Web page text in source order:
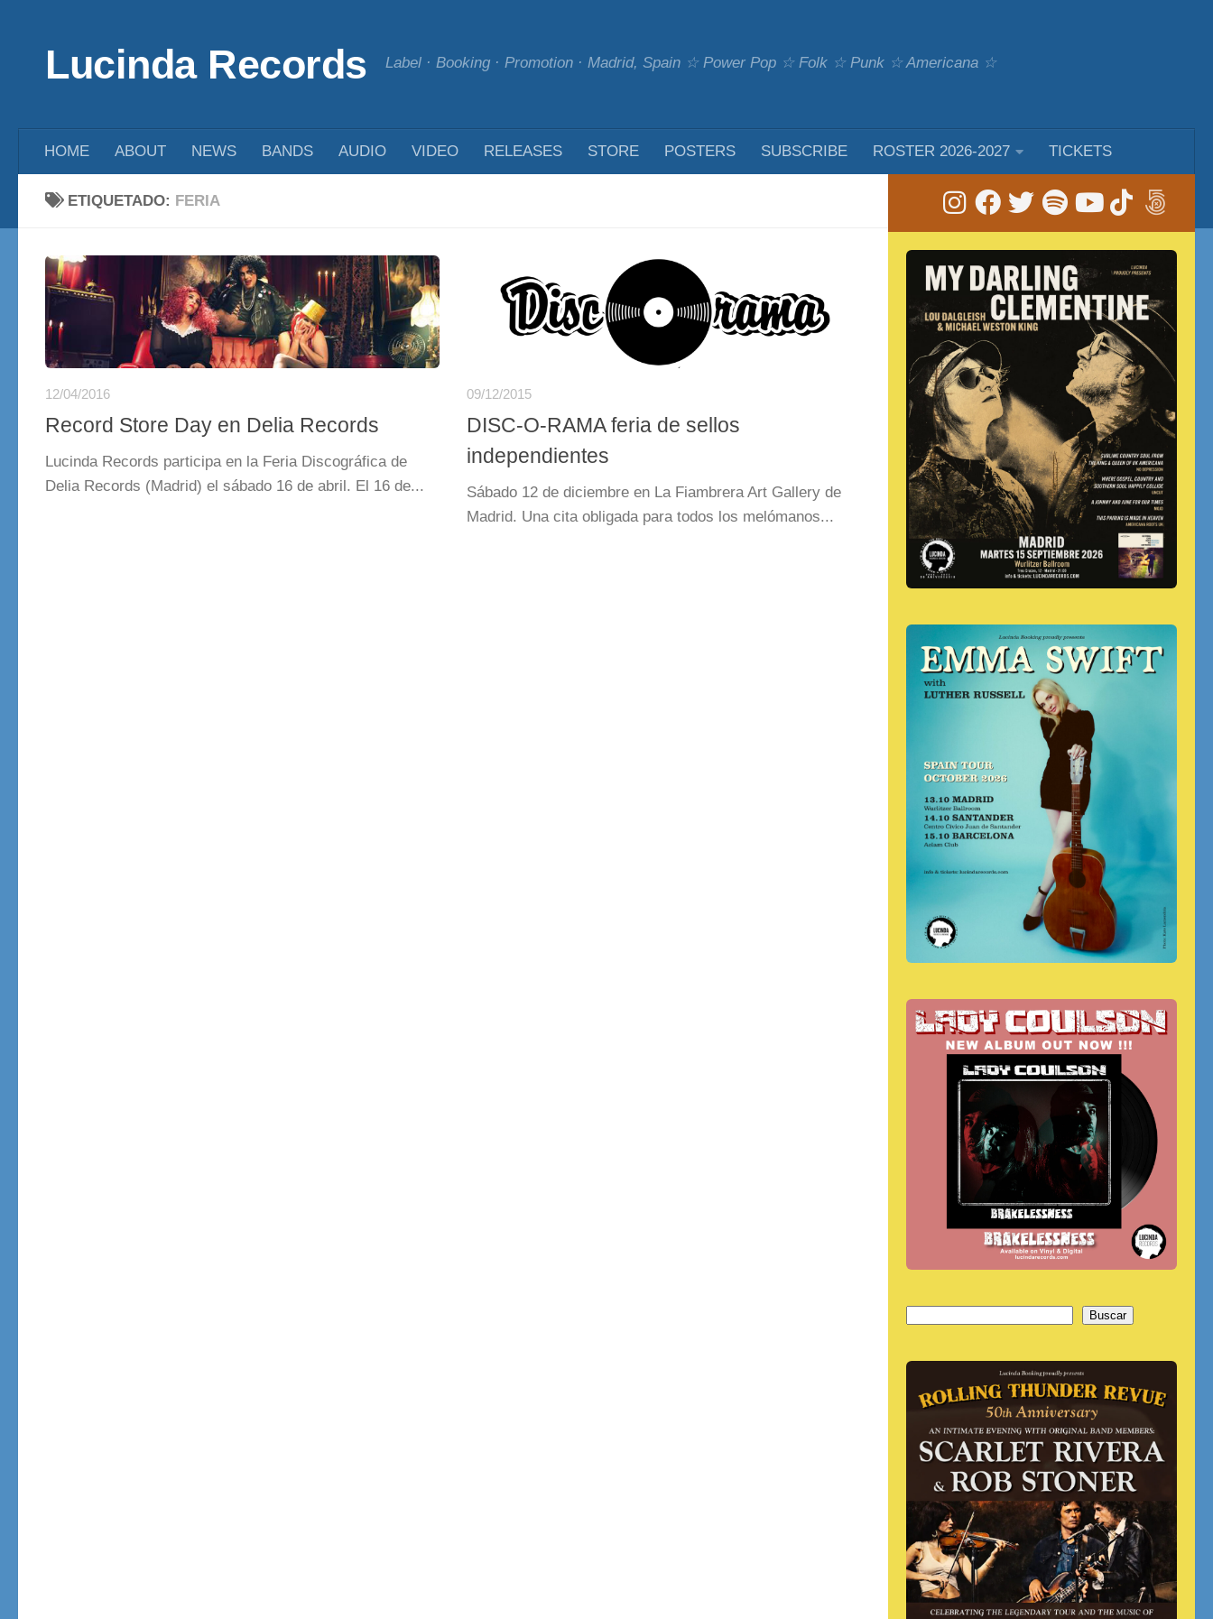
Lucinda Records Label · Booking · Promotion · Madrid, Spain ☆ Power Pop ☆ Folk ☆ Punk ☆ Americana ☆
HOME ABOUT NEWS BANDS AUDIO VIDEO RELEASES STORE POSTERS SUBSCRIBE ROSTER 2026-2027 TICKETS
ETIQUETADO: FERIA
12/04/2016
Record Store Day en Delia Records
Lucinda Records participa en la Feria Discográfica de
Delia Records (Madrid) el sábado 16 de abril. El 16 de...
09/12/2015
DISC-O-RAMA feria de sellos
independientes
Sábado 12 de diciembre en La Fiambrera Art Gallery de
Madrid. Una cita obligada para todos los melómanos...
Buscar